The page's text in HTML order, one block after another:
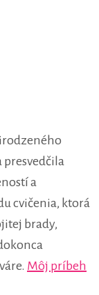
presvedčila
a
cvičenia, ktorá
brady,
Môj príbeh